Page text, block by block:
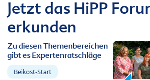
Jetzt das HiPP
erkunden
Zu diesen Themenbereichen
gibt es Expertenratschläge
Beikost-Start